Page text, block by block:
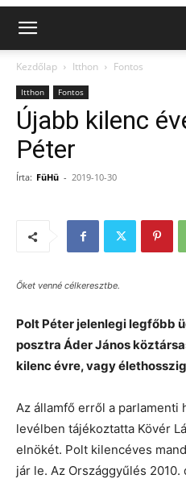
Kezdőlap Itthon Fontos
Itthon Fontos
Újabb kilenc
Péter
Írta: FüHü - 2019-10-30
Őket venné célkeresztbe.
Polt Péter jelenlegi legfőbb
posztra Áder János
kilenc évre, vagy
Az államfő erről a
levélben tájékoztatta Kövér
elnökét. Polt kilencéves
jár le. Az Országgyűlés